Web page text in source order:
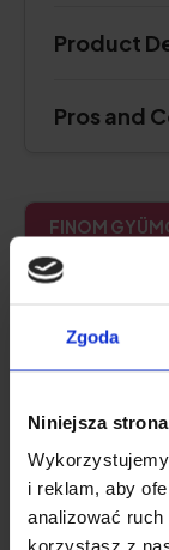
Zgoda
Niniejsza
i reklam, aby
analizować
korzystasz z
Product
Pros and
FINOM
mg,
5.0